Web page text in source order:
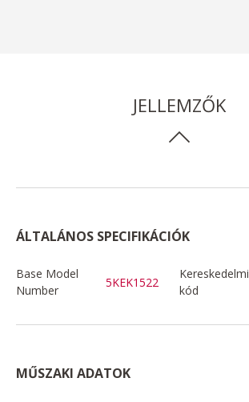
JELLEMZŐK
ÁLTALÁNOS SPECIFIKÁCIÓK
Base Model
Number
5KEK1522
Kereskedelmi
kód
MŰSZAKI ADATOK